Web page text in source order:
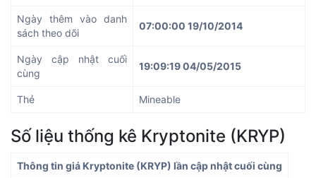
Ngày thêm vào danh
sách theo dõi
07:00:00 19/10/2014
Ngày cập nhật cuối
cùng
19:09:19 04/05/2015
Thẻ Mineable
Số liệu thống kê Kryptonite (KRYP)
Thông tin giá Kryptonite (KRYP) lần cập nhật cuối cùng